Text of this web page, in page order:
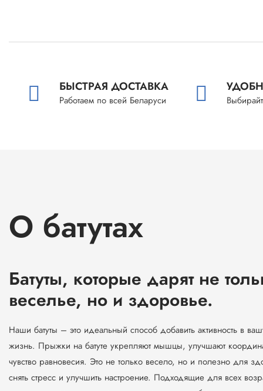
БЫСТРАЯ ДОСТАВКА
Работаем по всей Беларуси
О батутах
Батуты, которые дарят не
веселье, но и здоровье.
Наши батуты – это идеальный способ добавить активность в
жизнь. Прыжки на батуте укрепляют мышцы, улучшают
чувство равновесия. Это не только весело, но и полезно для
снять стресс и улучшить настроение. Подходящие для всех